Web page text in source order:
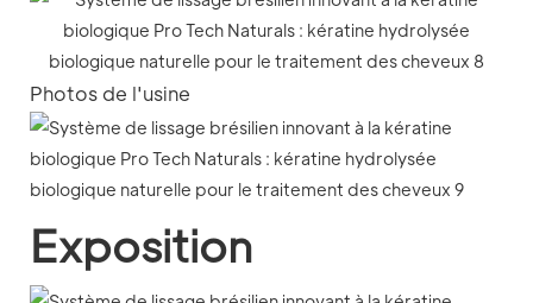
Photos de l'usine
Exposition